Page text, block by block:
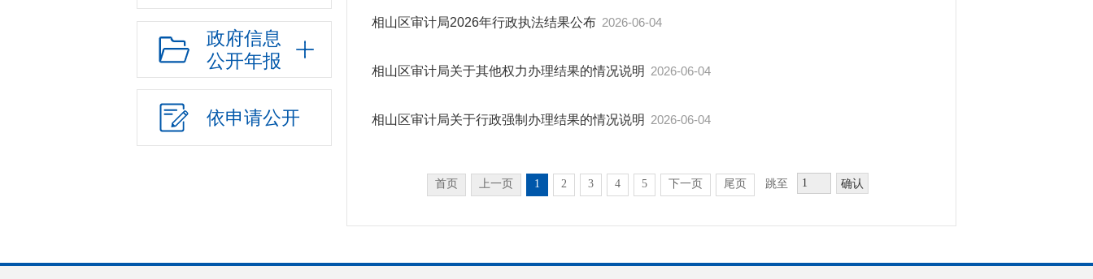
网上政务服务
招标采购
新闻发布
本级政策解读
政府信息
公开年报
依申请公开
相山区审计局2026年行政执法结果公布 2026-06-04
相山区审计局关于其他权力办理结果的情况说明 2026-06-04
相山区审计局关于行政强制办理结果的情况说明 2026-06-04
首页 上一页 1 2 3 4 5 下一页 尾页 跳至 确认